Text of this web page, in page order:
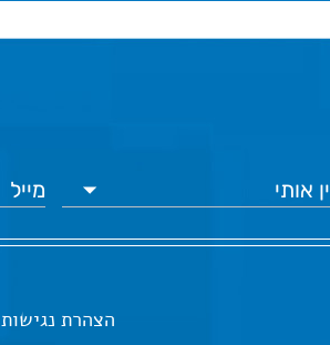
הצהרת נגישות